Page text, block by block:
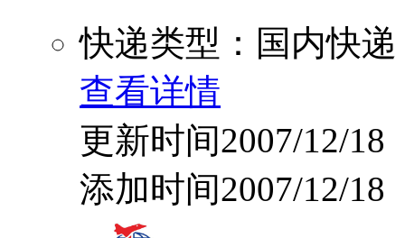
快递类型：国内快递
查看详情
更新时间2007/12/18
添加时间2007/12/18